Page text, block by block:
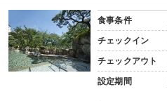
食事条件
チェックイン
チェックアウト
設定期間